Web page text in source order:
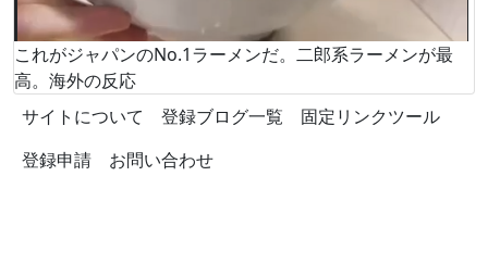
これがジャパンのNo.1ラーメンだ。二郎系ラーメンが最
高。海外の反応
サイトについて
登録ブログ一覧
固定リンクツール
登録申請
お問い合わせ